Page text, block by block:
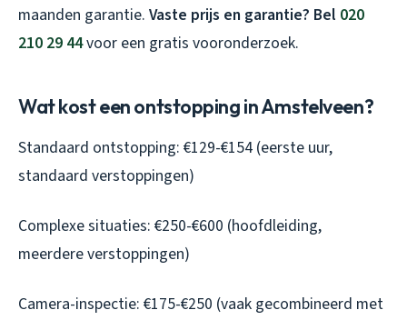
maanden garantie. Vaste prijs en garantie? Bel 020
210 29 44voor een gratis vooronderzoek.
Wat kost een ontstopping in Amstelveen?
Standaard ontstopping: €129-€154 (eerste uur,
standaard verstoppingen)
Complexe situaties: €250-€600 (hoofdleiding,
meerdere verstoppingen)
Camera-inspectie: €175-€250 (vaak gecombineerd met